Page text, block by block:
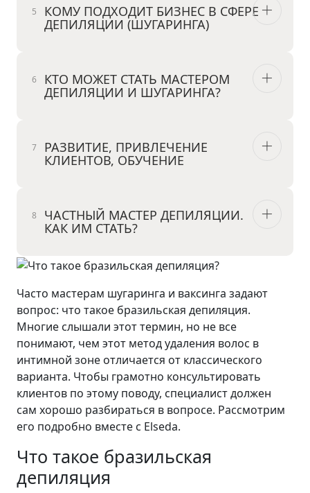
КОМУ ПОДХОДИТ БИЗНЕС В СФЕРЕ
ДЕПИЛЯЦИИ (ШУГАРИНГА)
КТО МОЖЕТ СТАТЬ МАСТЕРОМ
ДЕПИЛЯЦИИ И ШУГАРИНГА?
РАЗВИТИЕ, ПРИВЛЕЧЕНИЕ
КЛИЕНТОВ, ОБУЧЕНИЕ
ЧАСТНЫЙ МАСТЕР ДЕПИЛЯЦИИ.
КАК ИМ СТАТЬ?
Часто мастерам шугаринга и ваксинга задают
вопрос: что такое бразильская депиляция.
Многие слышали этот термин, но не все
понимают, чем этот метод удаления волос в
интимной зоне отличается от классического
варианта. Чтобы грамотно консультировать
клиентов по этому поводу, специалист должен
сам хорошо разбираться в вопросе. Рассмотрим
его подробно вместе с Elseda.
Что такое бразильская
депиляция